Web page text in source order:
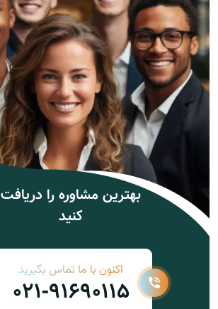
بهترین مشاوره را دریافت
کنید
اکنون با ما تماس بگیرید
021-91690115